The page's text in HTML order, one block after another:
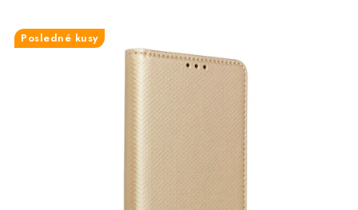
NABÍJAČKY
BATÉRIE DO MOBILOV
NÁRAMKY NA HODINKY
Posledné kusy